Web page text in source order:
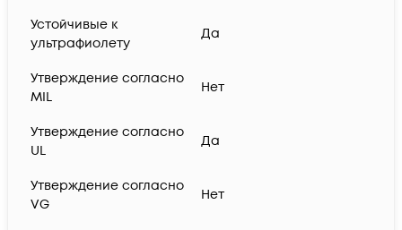
Устойчивые к
ультрафиолету
Да
Утверждение согласно
MIL
Нет
Утверждение согласно
UL
Да
Утверждение согласно
VG
Нет